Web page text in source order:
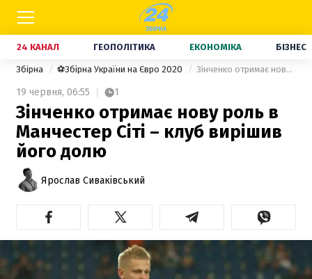
24 КАНАЛ ГЕОПОЛІТИКА ЕКОНОМІКА БІЗНЕС
Збірна ⚽Збірна України на Євро 2020 Зінченко отримає нову роль в Манчестер Сіті – клуб вирішив його долю
19 червня, 06:55 1
Зінченко отримає нову роль в
Манчестер Сіті – клуб вирішив
його долю
Ярослав Сиваківський